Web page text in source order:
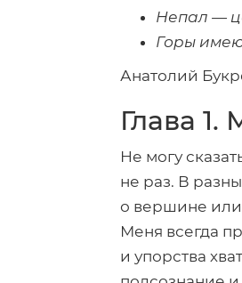
Непал —
Горы
Анатолий
Глава 1.
Не могу
не раз. В
о вершине
Меня всегда
и упорства